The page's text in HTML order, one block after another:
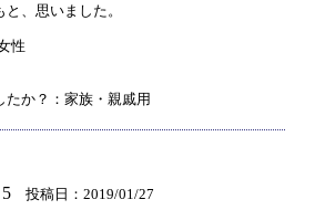
、思いました。
性
たか？：家族・親戚用
5 投稿日：2019/01/27